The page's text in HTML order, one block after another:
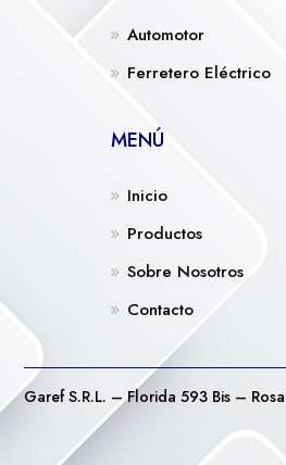
Automotor
Ferretero Eléctrico
MENÚ
Inicio
Productos
Sobre Nosotros
Contacto
Garef S.R.L. – Florida 593 Bis –